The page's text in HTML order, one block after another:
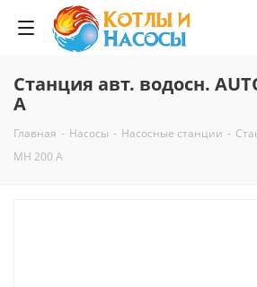
Станция авт. водосн.
A
Главная - Насосы - Насосные станции -
MH 200 A